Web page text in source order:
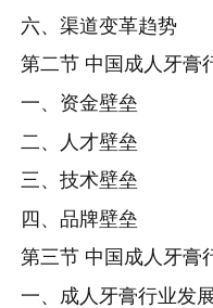
六、渠道变革趋势
第二节 中国成人牙膏
一、资金壁垒
二、人才壁垒
三、技术壁垒
四、品牌壁垒
第三节 中国成人牙膏
一、成人牙膏行业发